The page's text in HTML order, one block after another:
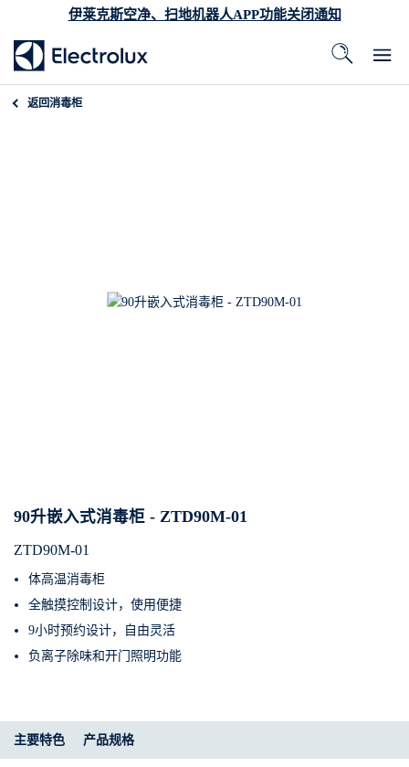
伊莱克斯空净、扫地机器人APP功能关闭通知
返回消毒柜
90升嵌入式消毒柜 - ZTD90M-01
ZTD90M-01
体高温消毒柜
全触摸控制设计，使用便捷
9小时预约设计，自由灵活
负离子除味和开门照明功能
主要特色 产品规格​